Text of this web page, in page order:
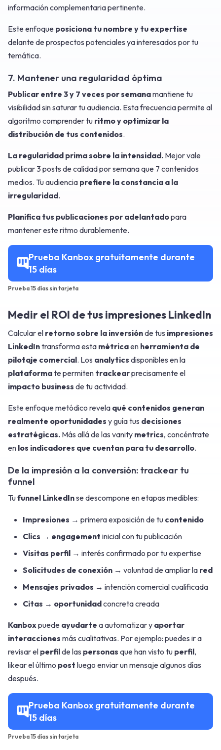
información complementaria pertinente.
Este enfoque posiciona tu nombre y tu expertise
delante de prospectos potenciales ya interesados por tu
temática.
7. Mantener una regularidad óptima
Publicar entre 3 y 7 veces por semanamantiene tu
visibilidad sin saturar tu audiencia. Esta frecuencia permite al
algoritmo comprender tu ritmo y optimizar la
distribución de tus contenidos.
La regularidad prima sobre la intensidad. Mejor vale
publicar 3 posts de calidad por semana que 7 contenidos
medios. Tu audiencia prefiere la constancia a la
irregularidad.
Planifica tus publicaciones por adelantadopara
mantener este ritmo durablemente.
Prueba Kanbox gratuitamente durante
15 días
Prueba 15 días sin tarjeta
Medir el ROI de tus impresiones LinkedIn
Calcular el retorno sobre la inversiónde tus impresiones
LinkedIntransforma esta métricaen herramienta de
pilotaje comercial. Los analytics disponibles en la
plataformate permiten trackearprecisamente el
impacto business de tu actividad.
Este enfoque metódico revela qué contenidos generan
realmente oportunidades y guía tus decisiones
estratégicas. Más allá de las vanity metrics, concéntrate
en los indicadores que cuentan para tu desarrollo.
De la impresión a la conversión: trackear tu
funnel
Tufunnel LinkedInse descompone en etapas medibles:
Impresiones → primera exposición de tu contenido
Clics → engagement inicial con tu publicación
Visitas perfil → interés confirmado por tu expertise
Solicitudes de conexión → voluntad de ampliar la red
Mensajes privados → intención comercial cualificada
Citas → oportunidadconcreta creada
Kanboxpuede ayudarte a automatizar y aportar
interacciones más cualitativas. Por ejemplo: puedes ir a
revisar el perfilde las personas que han visto tu perfil,
likear el último post luego enviar un mensaje algunos días
después.
Prueba Kanbox gratuitamente durante
15 días
Prueba 15 días sin tarjeta